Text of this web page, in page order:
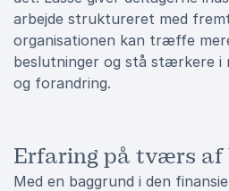
arbejde struktureret med
organisationen kan træffe
beslutninger og stå stærkere i
og forandring.
Erfaring på tværs af
Med en baggrund i den